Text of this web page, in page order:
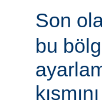
Son
bu